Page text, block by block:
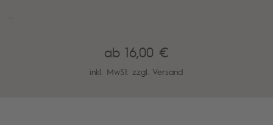
ab 16,00 €
inkl. MwSt. zzgl. Versand